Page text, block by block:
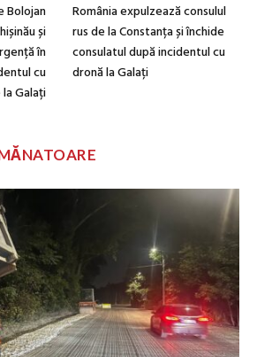
Bolojan
și
în
cu
Galați
România expulzează consulul
rus de la Constanța și închide
consulatul după incidentul cu
dronă la Galați